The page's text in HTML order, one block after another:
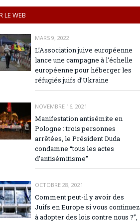
LE WEB
MARS 9, 2022
L’Association juive européenne
lance une campagne à l’échelle
européenne pour héberger les
réfugiés juifs d’Ukraine
NOVEMBRE 16, 2021
Manifestation antisémite en
Pologne : trois personnes
arrêtées, le Président Duda
condamne “tous les actes
d’antisémitisme”
OCTOBRE 28, 2021
Comment peut-il y avoir des
Juifs en Europe si vous continuez
à adopter des lois contre nous ?”,